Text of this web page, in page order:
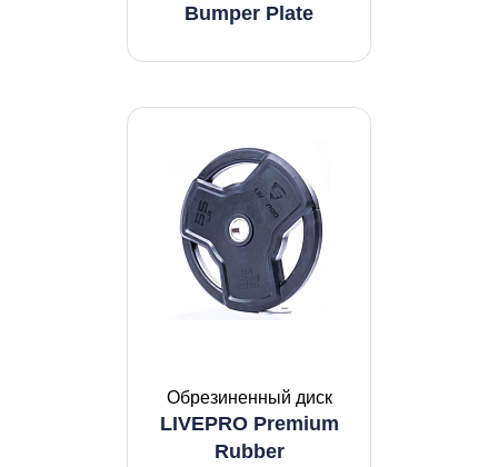
Bumper Plate
Обрезиненный диск
LIVEPRO Premium
Rubber